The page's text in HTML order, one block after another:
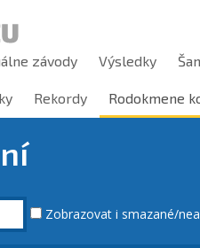
závody Výsledky
Rekordy Rodokmene
Zobrazovat i smazané/